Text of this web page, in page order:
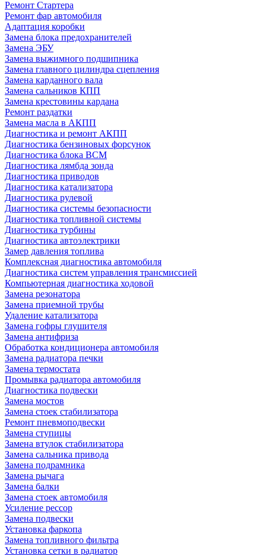
Ремонт Стартера
Ремонт фар автомобиля
Адаптация коробки
Замена блока предохранителей
Замена ЭБУ
Замена выжимного подшипника
Замена главного цилиндра сцепления
Замена карданного вала
Замена сальников КПП
Замена крестовины кардана
Ремонт раздатки
Замена масла в АКПП
Диагностика и ремонт АКПП
Диагностика бензиновых форсунок
Диагностика блока BCM
Диагностика лямбда зонда
Диагностика приводов
Диагностика катализатора
Диагностика рулевой
Диагностика системы безопасности
Диагностика топливной системы
Диагностика турбины
Диагностика автоэлектрики
Замер давления топлива
Комплексная диагностика автомобиля
Диагностика систем управления трансмиссией
Компьютерная диагностика ходовой
Замена резонатора
Замена приемной трубы
Удаление катализатора
Замена гофры глушителя
Замена антифриза
Обработка кондиционера автомобиля
Замена радиатора печки
Замена термостата
Промывка радиатора автомобиля
Диагностика подвески
Замена мостов
Замена стоек стабилизатора
Ремонт пневмоподвески
Замена ступицы
Замена втулок стабилизатора
Замена сальника привода
Замена подрамника
Замена рычага
Замена балки
Замена стоек автомобиля
Усиление рессор
Замена подвески
Установка фаркопа
Замена топливного фильтра
Установка сетки в радиатор